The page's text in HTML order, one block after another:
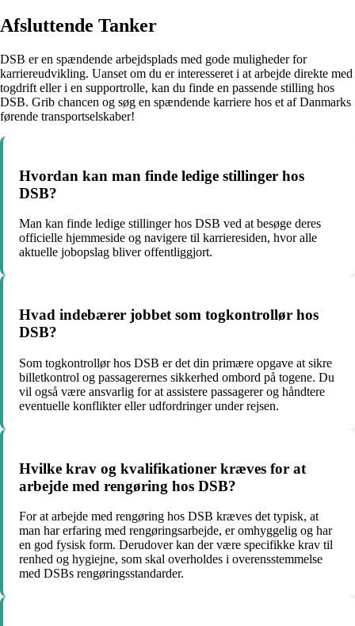
Afsluttende Tanker
DSB er en spændende arbejdsplads med gode muligheder for
karriereudvikling. Uanset om du er interesseret i at arbejde direkte med
togdrift eller i en supportrolle, kan du finde en passende stilling hos
DSB. Grib chancen og søg en spændende karriere hos et af Danmarks
førende transportselskaber!
Hvordan kan man finde ledige stillinger hos
DSB?
Man kan finde ledige stillinger hos DSB ved at besøge deres
officielle hjemmeside og navigere til karrieresiden, hvor alle
aktuelle jobopslag bliver offentliggjort.
Hvad indebærer jobbet som togkontrollør hos
DSB?
Som togkontrollør hos DSB er det din primære opgave at sikre
billetkontrol og passagerernes sikkerhed ombord på togene. Du
vil også være ansvarlig for at assistere passagerer og håndtere
eventuelle konflikter eller udfordringer under rejsen.
Hvilke krav og kvalifikationer kræves for at
arbejde med rengøring hos DSB?
For at arbejde med rengøring hos DSB kræves det typisk, at
man har erfaring med rengøringsarbejde, er omhyggelig og har
en god fysisk form. Derudover kan der være specifikke krav til
renhed og hygiejne, som skal overholdes i overensstemmelse
med DSBs rengøringsstandarder.